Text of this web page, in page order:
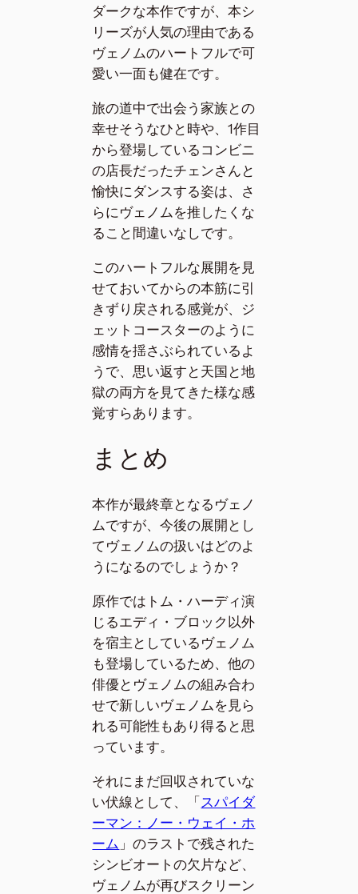
ダークな本作ですが、本シ
リーズが人気の理由である
ヴェノムのハートフルで可
愛い一面も健在です。
旅の道中で出会う家族との
幸せそうなひと時や、1作目
から登場しているコンビニ
の店長だったチェンさんと
愉快にダンスする姿は、さ
らにヴェノムを推したくな
ること間違いなしです。
このハートフルな展開を見
せておいてからの本筋に引
きずり戻される感覚が、ジ
ェットコースターのように
感情を揺さぶられているよ
うで、思い返すと天国と地
獄の両方を見てきた様な感
覚すらあります。
まとめ
本作が最終章となるヴェノ
ムですが、今後の展開とし
てヴェノムの扱いはどのよ
うになるのでしょうか？
原作ではトム・ハーディ演
じるエディ・ブロック以外
を宿主としているヴェノム
も登場しているため、他の
俳優とヴェノムの組み合わ
せで新しいヴェノムを見ら
れる可能性もあり得ると思
っています。
それにまだ回収されていな
い伏線として、「スパイダ
ーマン：ノー・ウェイ・ホ
ーム 」のラストで残された
シンビオートの欠片など、
ヴェノムが再びスクリーン